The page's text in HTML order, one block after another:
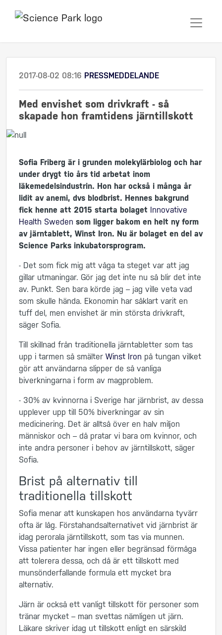
2017-08-02 08:16 PRESSMEDDELANDE
Med envishet som drivkraft - så
skapade hon framtidens järntillskott
Sofia Friberg är i grunden molekylärbiolog och har
under drygt tio års tid arbetat inom
läkemedelsindustrin. Hon har också i många år
lidit av anemi, dvs blodbrist. Hennes bakgrund
fick henne att 2015 starta bolaget Innovative
Health Sweden som ligger bakom en helt ny form
av järntablett, Winst Iron. Nu är bolaget en del av
Science Parks inkubatorsprogram.
- Det som fick mig att våga ta steget var att jag
gillar utmaningar. Gör jag det inte nu så blir det inte
av. Punkt. Sen bara körde jag – jag ville veta vad
som skulle hända. Ekonomin har såklart varit en
tuff del, men envishet är min största drivkraft,
säger Sofia.
Till skillnad från traditionella järntabletter som tas
upp i tarmen så smälter Winst Iron på tungan vilket
gör att användarna slipper de så vanliga
biverkningarna i form av magproblem.
- 30% av kvinnorna i Sverige har järnbrist, av dessa
upplever upp till 50% biverkningar av sin
medicinering. Det är alltså över en halv miljon
människor och – då pratar vi bara om kvinnor, och
inte andra personer i behov av järntillskott, säger
Sofia.
Brist på alternativ till
traditionella tillskott
Sofia menar att kunskapen hos användarna tyvärr
ofta är låg. Förstahandsalternativet vid järnbrist är
idag perorala järntillskott, som tas via munnen.
Vissa patienter har ingen eller begränsad förmåga
att tolerera dessa, och då är ett tillskott med
munsönderfallande formula ett mycket bra
alternativ.
Järn är också ett vanligt tillskott för personer som
tränar mycket – man svettas nämligen ut järn.
Läkare skriver idag ut tillskott enligt en särskild